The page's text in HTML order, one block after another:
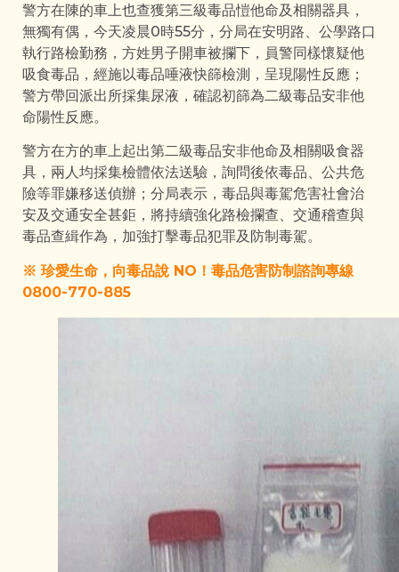
警方在陳的車上也查獲第三級毒品愷他命及相關器具，
無獨有偶，今天凌晨0時55分，分局在安明路、公學路口
執行路檢勤務，方姓男子開車被攔下，員警同樣懷疑他
吸食毒品，經施以毒品唾液快篩檢測，呈現陽性反應；
警方帶回派出所採集尿液，確認初篩為二級毒品安非他
命陽性反應。
警方在方的車上起出第二級毒品安非他命及相關吸食器
具，兩人均採集檢體依法送驗，詢問後依毒品、公共危
險等罪嫌移送偵辦；分局表示，毒品與毒駕危害社會治
安及交通安全甚鉅，將持續強化路檢攔查、交通稽查與
毒品查緝作為，加強打擊毒品犯罪及防制毒駕。
※ 珍愛生命，向毒品說 NO！毒品危害防制諮詢專線
0800-770-885